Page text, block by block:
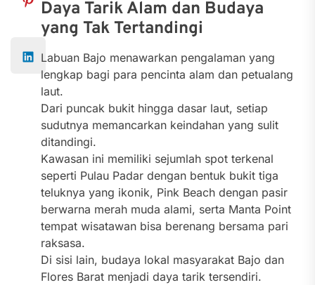
Daya Tarik Alam dan Budaya
yang Tak Tertandingi
Labuan Bajo menawarkan pengalaman yang
lengkap bagi para pencinta alam dan petualang
laut.
Dari puncak bukit hingga dasar laut, setiap
sudutnya memancarkan keindahan yang sulit
ditandingi.
Kawasan ini memiliki sejumlah spot terkenal
seperti Pulau Padar dengan bentuk bukit tiga
teluknya yang ikonik, Pink Beach dengan pasir
berwarna merah muda alami, serta Manta Point
tempat wisatawan bisa berenang bersama pari
raksasa.
Di sisi lain, budaya lokal masyarakat Bajo dan
Flores Barat menjadi daya tarik tersendiri.